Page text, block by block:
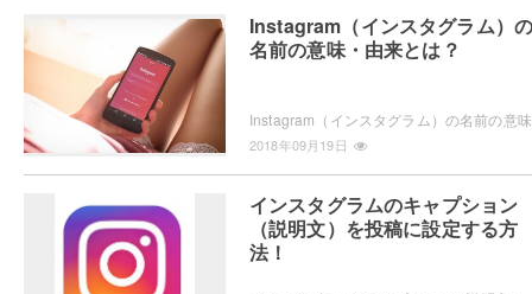
Instagram（インスタグラム）
名前の意味・由来とは？
2018年09月19日
インスタグラムのキャプション
（説明文）を投稿に設定する方
法！